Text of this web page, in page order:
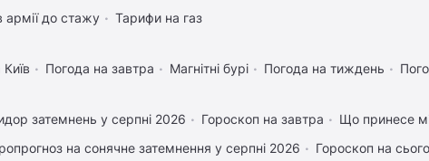
до стажу
Тарифи на газ
Погода на завтра Магнітні бурі Погода на тиждень
затемнень у серпні 2026 Гороскоп на завтра
Що принесе
на сонячне затемнення у серпні 2026 Гороскоп на